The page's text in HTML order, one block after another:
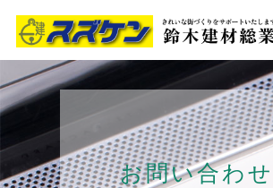
お問い合わせ